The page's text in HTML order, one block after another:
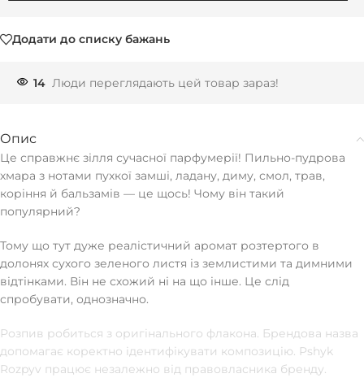
Додати до списку бажань
14 Люди переглядають цей товар зараз!
Опис
Це справжнє зілля сучасної парфумерії! Пильно-пудрова
хмара з нотами пухкої замші, ладану, диму, смол, трав,
коріння й бальзамів — це щось! Чому він такий
популярний?
Тому що тут дуже реалістичний аромат розтертого в
долонях сухого зеленого листя із землистими та димними
відтінками. Він не схожий ні на що інше. Це слід
спробувати, однозначно.
Розпив робиться з оригінального флакона. Брендова назва
допомагає коректно ідентифікувати композицію. Pshyk
Rozpyv працює незалежно від правовласника бренду.